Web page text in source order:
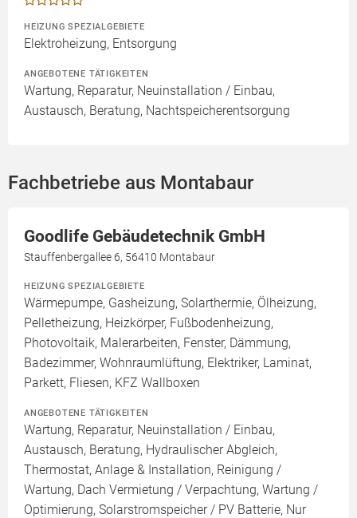
HEIZUNG SPEZIALGEBIETE
Elektroheizung, Entsorgung
ANGEBOTENE TÄTIGKEITEN
Wartung, Reparatur, Neuinstallation / Einbau,
Austausch, Beratung, Nachtspeicherentsorgung
Fachbetriebe aus Montabaur
Goodlife Gebäudetechnik GmbH
Stauffenbergallee 6, 56410 Montabaur
HEIZUNG SPEZIALGEBIETE
Wärmepumpe, Gasheizung, Solarthermie, Ölheizung,
Pelletheizung, Heizkörper, Fußbodenheizung,
Photovoltaik, Malerarbeiten, Fenster, Dämmung,
Badezimmer, Wohnraumlüftung, Elektriker, Laminat,
Parkett, Fliesen, KFZ Wallboxen
ANGEBOTENE TÄTIGKEITEN
Wartung, Reparatur, Neuinstallation / Einbau,
Austausch, Beratung, Hydraulischer Abgleich,
Thermostat, Anlage & Installation, Reinigung /
Wartung, Dach Vermietung / Verpachtung, Wartung /
Optimierung, Solarstromspeicher / PV Batterie, Nur